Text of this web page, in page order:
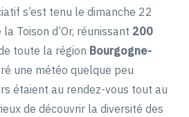
s’est tenu le dimanche 22
Toison d’Or, réunissant 200
toute la région Bourgogne-
une météo quelque peu
étaient au rendez-vous tout au
de découvrir la diversité des